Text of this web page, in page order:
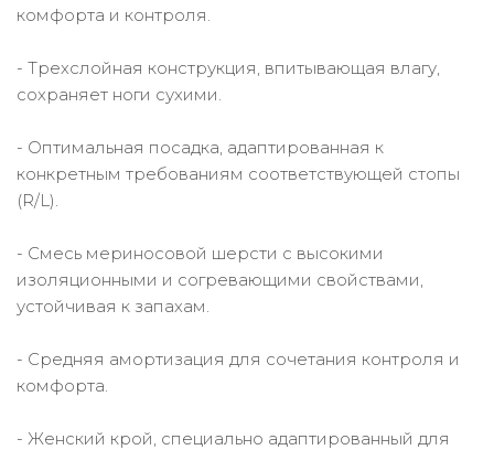
комфорта и контроля.
- Трехслойная конструкция, впитывающая влагу,
сохраняет ноги сухими.
- Оптимальная посадка, адаптированная к
конкретным требованиям соответствующей стопы
(R/L).
- Смесь мериносовой шерсти с высокими
изоляционными и согревающими свойствами,
устойчивая к запахам.
- Средняя амортизация для сочетания контроля и
комфорта.
- Женский крой, специально адаптированный для